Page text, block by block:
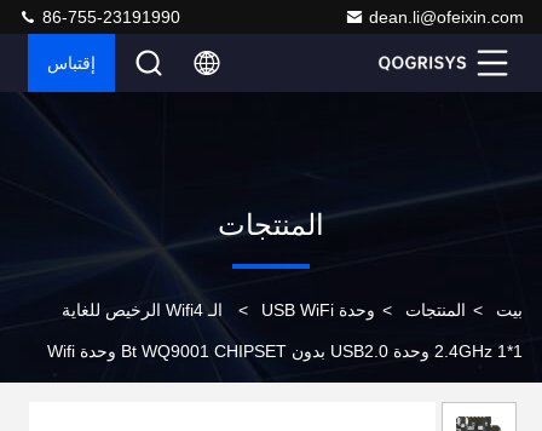
dean.li@ofeixin.com
86-755-23191990
إقتباس
المنتجات
بيت > المنتجات > وحدة USB WiFi > الـ Wifi4 الرخيص للغاية
2.4GHz 1*1 وحدة USB2.0 بدون Bt WQ9001 CHIPSET وحدة Wifi